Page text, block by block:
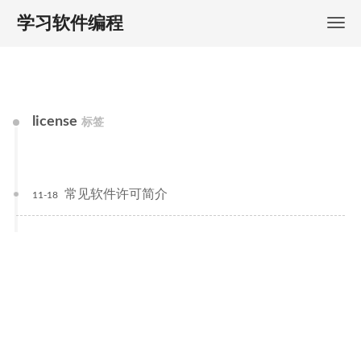
学习软件编程
license 标签
常见软件许可简介
11-18